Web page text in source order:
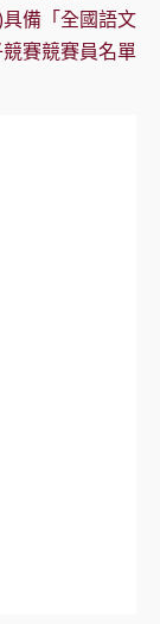
備「全國語文
賽競賽員名單